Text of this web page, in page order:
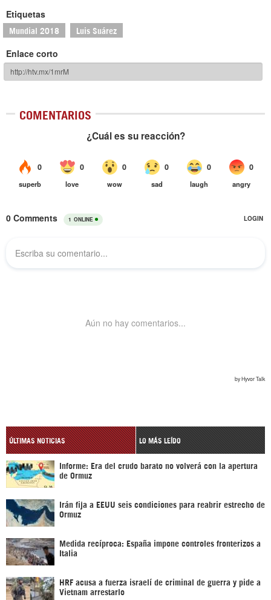
Etiquetas
Mundial 2018 Luis Suárez
Enlace corto
COMENTARIOS
ÚLTIMAS NOTICIAS LO MÁS LEÍDO
Informe: Era del crudo barato no volverá con la apertura
de Ormuz
Irán fija a EEUU seis condiciones para reabrir estrecho de
Ormuz
Medida recíproca: España impone controles fronterizos a
Italia
HRF acusa a fuerza israelí de criminal de guerra y pide a
Vietnam arrestarlo